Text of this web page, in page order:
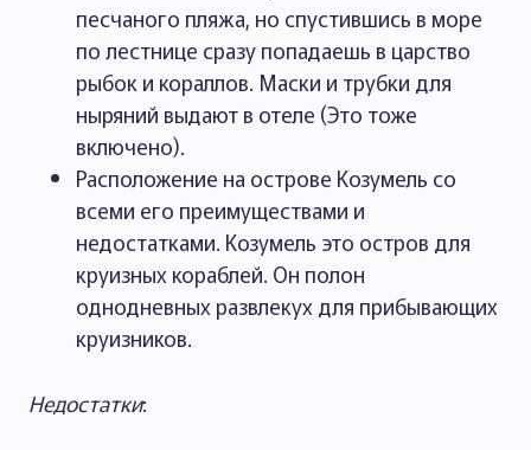
песчаного пляжа, но спустившись в море
по лестнице сразу попадаешь в царство
рыбок и кораллов. Маски и трубки для
ныряний выдают в отеле (Это тоже
включено).
Расположение на острове Козумель со
всеми его преимуществами и
недостатками. Козумель это остров для
круизных кораблей. Он полон
однодневных развлекух для прибывающих
круизников.
Недостатки: